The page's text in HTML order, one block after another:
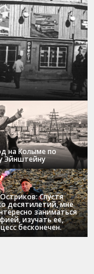
на Колыме по
Эйнштейну
Спустя
десятилетий, мне
заниматься
изучать ее,
бесконечен.